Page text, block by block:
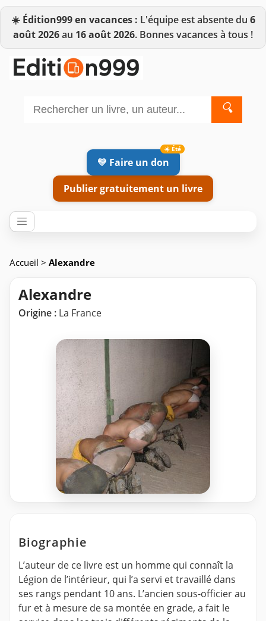
☀️ Édition999 en vacances : L'équipe est absente du 6
août 2026au 16 août 2026. Bonnes vacances à tous !
🔍
💛 Faire un don
Publier gratuitement un livre
Accueil > Alexandre
Alexandre
Origine : La France
Biographie
L’auteur de ce livre est un homme qui connaît la
Légion de l’intérieur, qui l’a servi et travaillé dans
ses rangs pendant 10 ans. L’ancien sous-officier au
fur et à mesure de sa montée en grade, a fait le